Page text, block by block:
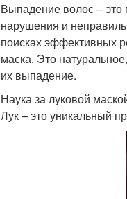
Выпадение волос – это
нарушения и
поисках эффективных
маска. Это
их выпадение.
Наука за луковой
Лук – это уникальный